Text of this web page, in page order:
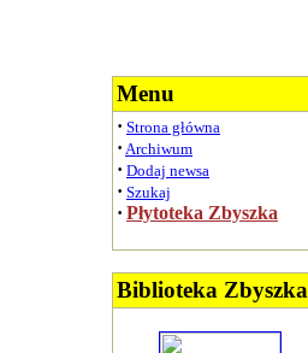
Menu
· Strona główna
· Archiwum
· Dodaj newsa
· Szukaj
· Płytoteka Zbyszka
Biblioteka Zbyszka